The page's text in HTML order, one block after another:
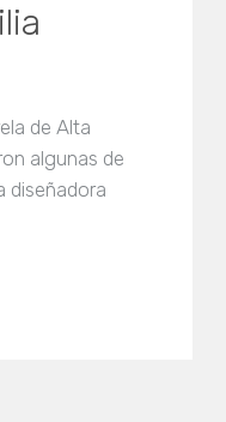
de Alta
algunas de
diseñadora